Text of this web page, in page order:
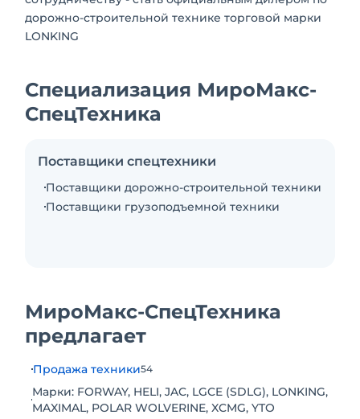
дорожно-строительной технике торговой марки
LONKING
Специализация МироМакс-
СпецТехника
Поставщики спецтехники
Поставщики дорожно-строительной техники
Поставщики грузоподъемной техники
МироМакс-СпецТехника
предлагает
Продажа техники54
Марки: FORWAY, HELI, JAC, LGCE (SDLG), LONKING,
MAXIMAL, POLAR WOLVERINE, XCMG, YTO